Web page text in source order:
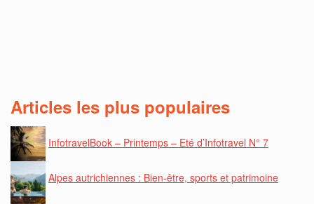
Articles les plus populaires
InfotravelBook – Printemps – Eté d’Infotravel N° 7
Alpes autrichiennes : Bien-être, sports et patrimoine